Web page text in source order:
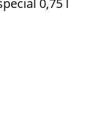
0,75 l